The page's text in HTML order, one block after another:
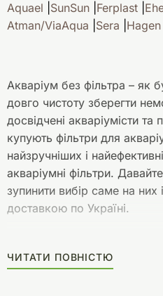
Aquael SunSun Ferplast
Atman/ViaAqua Sera Hagen
Акваріум без фільтра – як
довго чистоту зберегти
досвідчені акваріумісти
купують фільтри для
найзручніших і
акваріумні фільтри.
зупинити вибір саме на них
доставкою по Україні.
для акваріума?
ЧИТАТИ ПОВНІСТЮ